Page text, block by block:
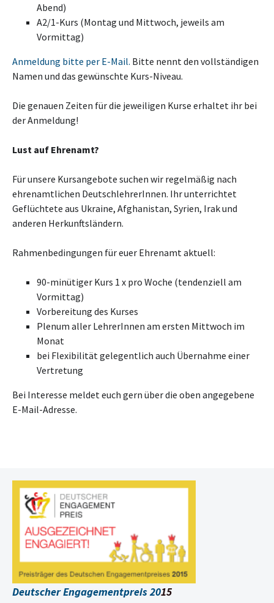
Abend)
A2/1-Kurs (Montag und Mittwoch, jeweils am
Vormittag)
Anmeldung bitte per E-Mail. Bitte nennt den vollständigen
Namen und das gewünschte Kurs-Niveau.
Die genauen Zeiten für die jeweiligen Kurse erhaltet ihr bei
der Anmeldung!
Lust auf Ehrenamt?
Für unsere Kursangebote suchen wir regelmäßig nach
ehrenamtlichen DeutschlehrerInnen. Ihr unterrichtet
Geflüchtete aus Ukraine, Afghanistan, Syrien, Irak und
anderen Herkunftsländern.
Rahmenbedingungen für euer Ehrenamt aktuell:
90-minütiger Kurs 1 x pro Woche (tendenziell am
Vormittag)
Vorbereitung des Kurses
Plenum aller LehrerInnen am ersten Mittwoch im
Monat
bei Flexibilität gelegentlich auch Übernahme einer
Vertretung
Bei Interesse meldet euch gern über die oben angegebene
E-Mail-Adresse.
Deutscher Engagementpreis 2015